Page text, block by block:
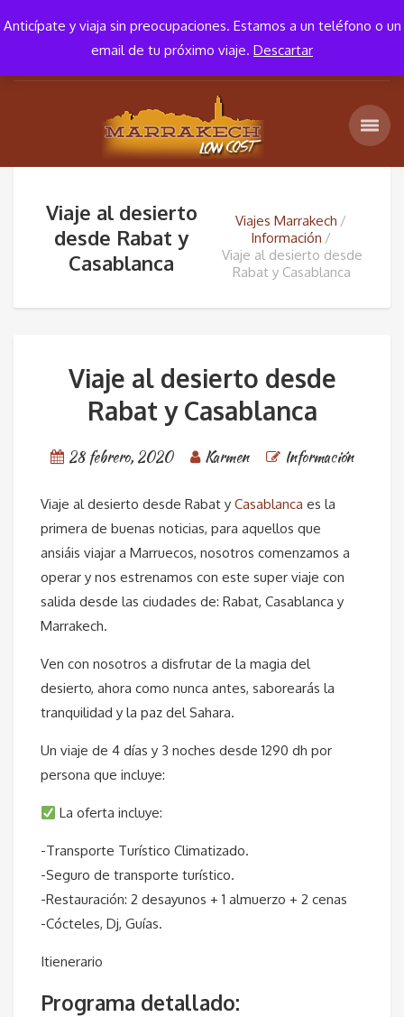
+34 652 652 881 10:00 – 18:00
Viaje al desierto
desde Rabat y
Casablanca
Viajes Marrakech
Información
Viaje al desierto desde
Rabat y Casablanca
Viaje al desierto desde
Rabat y Casablanca
28 febrero, 2020 Karmen Información
Viaje al desierto desde Rabat y Casablanca es la
primera de buenas noticias, para aquellos que
ansiáis viajar a Marruecos, nosotros comenzamos a
operar y nos estrenamos con este super viaje con
salida desde las ciudades de: Rabat, Casablanca y
Marrakech.
Ven con nosotros a disfrutar de la magia del
desierto, ahora como nunca antes, saborearás la
tranquilidad y la paz del Sahara.
Un viaje de 4 días y 3 noches desde 1290 dh por
persona que incluye:
La oferta incluye:
-Transporte Turístico Climatizado.
-Seguro de transporte turístico.
-Restauración: 2 desayunos + 1 almuerzo + 2 cenas
-Cócteles, Dj, Guías.
Itienerario
Programa detallado:
Anticípate y viaja sin preocupaciones. Estamos a un teléfono o un
email de tu próximo viaje. Descartar